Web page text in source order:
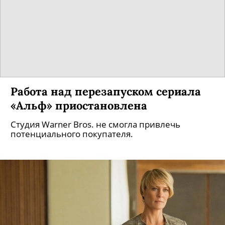
Вышел первый трейлер фильма
«Покемон. Детектив Пикачу»
В главной роли снялся Райан Рейнольдс!